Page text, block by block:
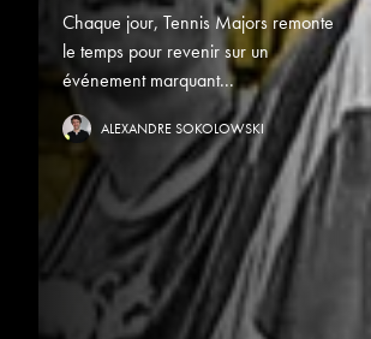
Chaque jour, Tennis Majors remonte
le temps pour revenir sur un
événement marquant...
ALEXANDRE SOKOLOWSKI